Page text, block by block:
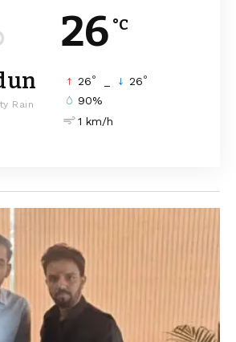
26 °C
Rain
26° 26°
90%
1 km/h